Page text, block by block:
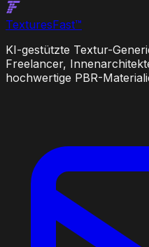
TexturesFast™
KI-gestützte Textur-
Freelancer,
hochwertige PBR-